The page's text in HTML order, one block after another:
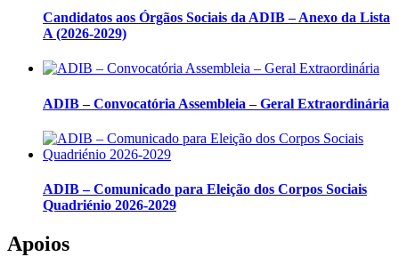
Candidatos aos Órgãos Sociais da ADIB – Anexo da Lista
A (2026-2029)
ADIB – Convocatória Assembleia – Geral Extraordinária
ADIB – Comunicado para Eleição dos Corpos Sociais
Quadriénio 2026-2029
Apoios